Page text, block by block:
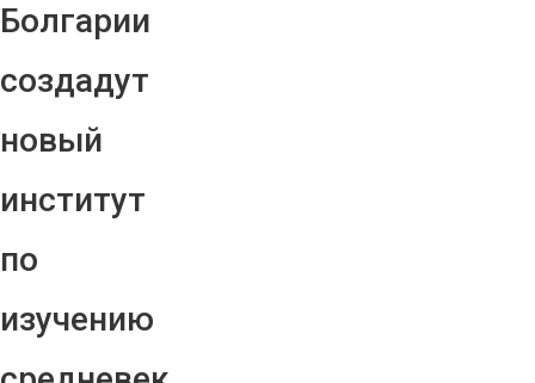
Болгарии
создадут
новый
институт
по
изучению